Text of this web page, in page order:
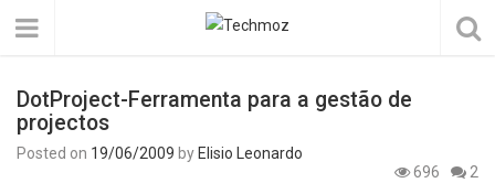
DotProject-Ferramenta para a gestão de
projectos
Posted on 19/06/2009 by Elisio Leonardo
696
2